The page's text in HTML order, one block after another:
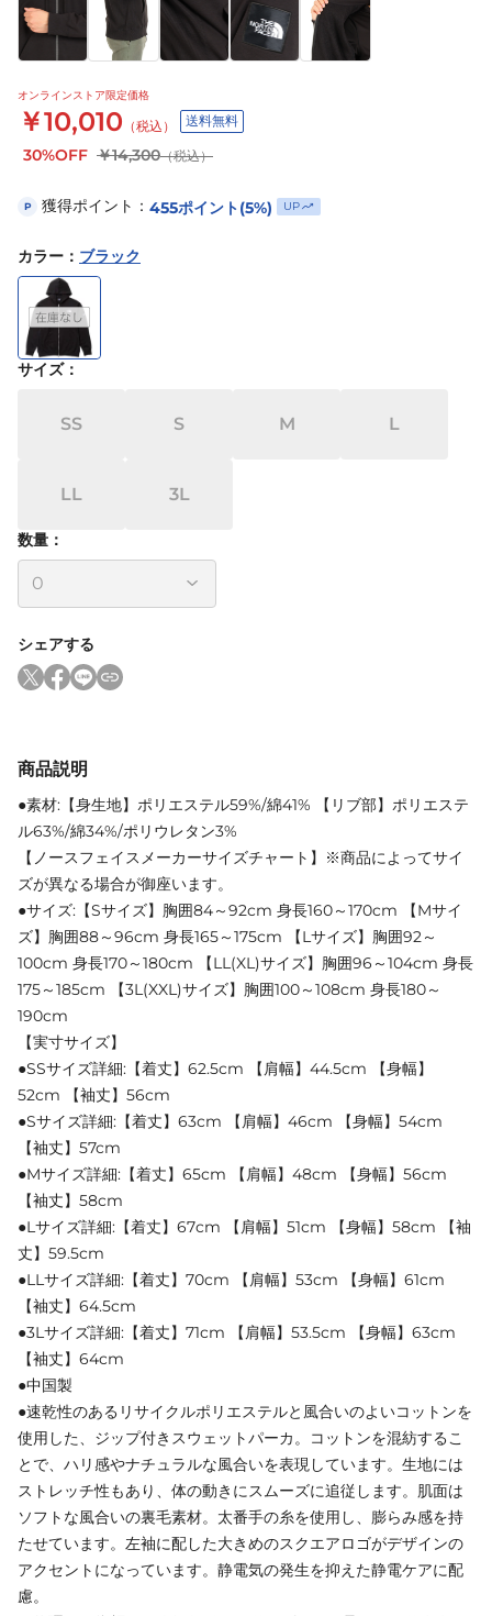
オンラインストア限定価格
￥10,010 （税込） 送料無料
30%OFF ￥14,300（税込）
P 獲得ポイント： 455ポイント(5%) UP
カラー ： ブラック
サイズ：
SS S M L
LL 3L
数量：
シェアする
商品説明
●素材:【身生地】ポリエステル59%/綿41% 【リブ部】ポリエステ
ル63%/綿34%/ポリウレタン3%
【ノースフェイスメーカーサイズチャート】※商品によってサイ
ズが異なる場合が御座います。
●サイズ:【Sサイズ】胸囲84～92cm 身長160～170cm 【Mサイ
ズ】胸囲88～96cm 身長165～175cm 【Lサイズ】胸囲92～
100cm 身長170～180cm 【LL(XL)サイズ】胸囲96～104cm 身長
175～185cm 【3L(XXL)サイズ】胸囲100～108cm 身長180～
190cm
【実寸サイズ】
●SSサイズ詳細:【着丈】62.5cm 【肩幅】44.5cm 【身幅】
52cm 【袖丈】56cm
●Sサイズ詳細:【着丈】63cm 【肩幅】46cm 【身幅】54cm
【袖丈】57cm
●Mサイズ詳細:【着丈】65cm 【肩幅】48cm 【身幅】56cm
【袖丈】58cm
●Lサイズ詳細:【着丈】67cm 【肩幅】51cm 【身幅】58cm 【袖
丈】59.5cm
●LLサイズ詳細:【着丈】70cm 【肩幅】53cm 【身幅】61cm
【袖丈】64.5cm
●3Lサイズ詳細:【着丈】71cm 【肩幅】53.5cm 【身幅】63cm
【袖丈】64cm
●中国製
●速乾性のあるリサイクルポリエステルと風合いのよいコットンを
使用した、ジップ付きスウェットパーカ。コットンを混紡するこ
とで、ハリ感やナチュラルな風合いを表現しています。生地には
ストレッチ性もあり、体の動きにスムーズに追従します。肌面は
ソフトな風合いの裏毛素材。太番手の糸を使用し、膨らみ感を持
たせています。左袖に配した大きめのスクエアロゴがデザインの
アクセントになっています。静電気の発生を抑えた静電ケアに配
慮。